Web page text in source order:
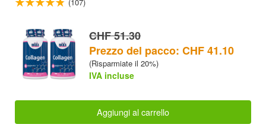
CHF 51.30
Prezzo del pacco: CHF 41.10
(Risparmiate il 20%)
IVA incluse
Aggiungi al carrello